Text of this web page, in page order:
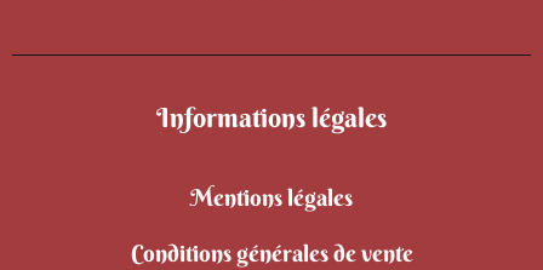
Informations légales
Mentions légales
Conditions générales de vente